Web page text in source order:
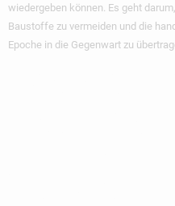
wiedergeben können. Es geht
Baustoffe zu vermeiden und die
Epoche in die Gegenwart zu